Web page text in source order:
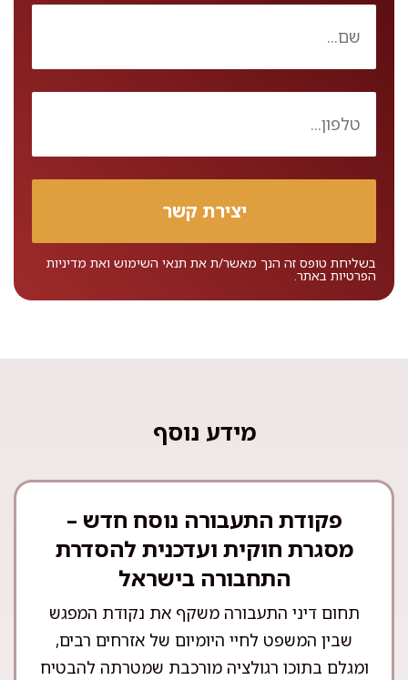
בשליחת טופס זה הנך מאשר/ת את תנאי השימוש ואת מדיניות
הפרטיות באתר.
מידע נוסף
פקודת התעבורה נוסח חדש –
מסגרת חוקית ועדכנית להסדרת
התחבורה בישראל
תחום דיני התעבורה משקף את נקודת המפגש
שבין המשפט לחיי היומיום של אזרחים רבים,
ומגלם בתוכו רגולציה מורכבת שמטרתה להבטיח